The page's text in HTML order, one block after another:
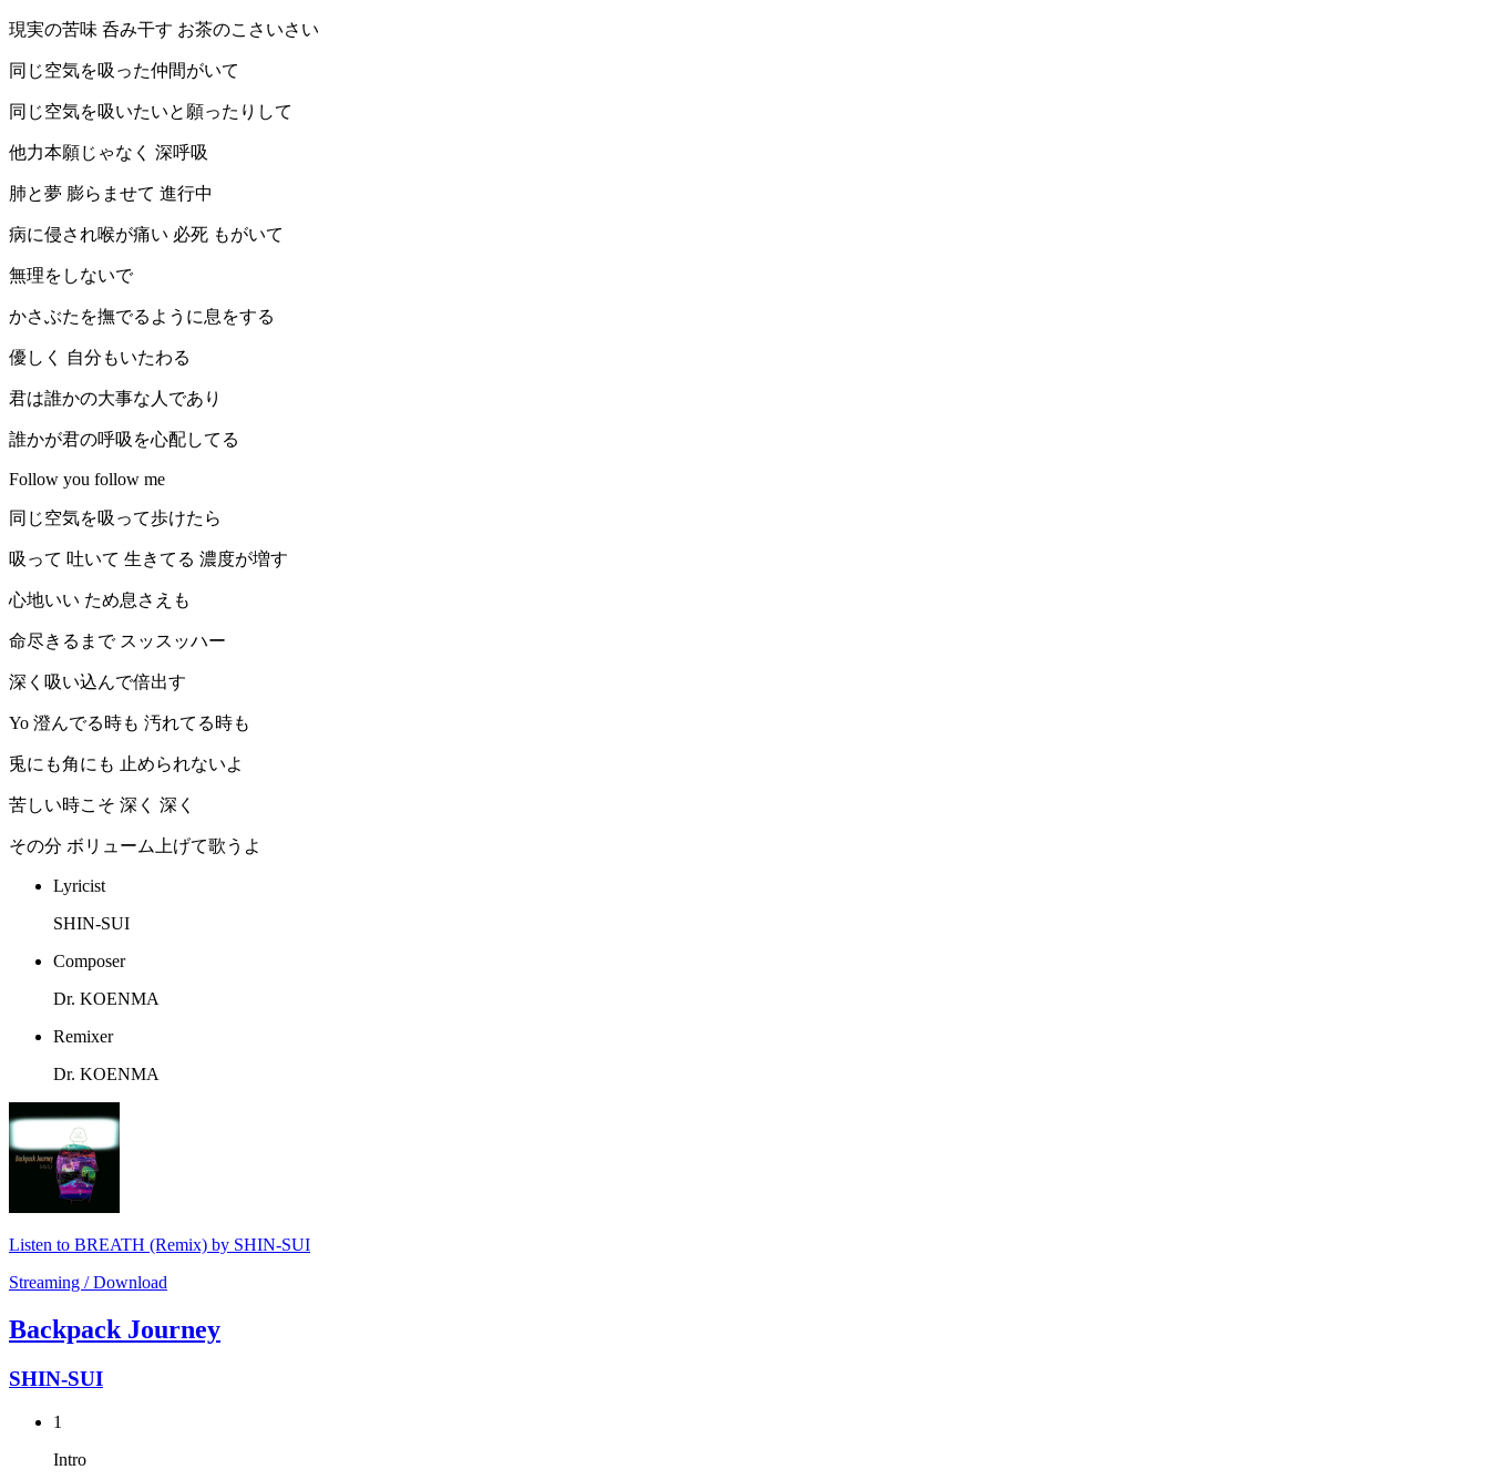
現実の苦味 呑み干す お茶のこさいさい
同じ空気を吸った仲間がいて
同じ空気を吸いたいと願ったりして
他力本願じゃなく 深呼吸
肺と夢 膨らませて 進行中
病に侵され喉が痛い 必死 もがいて
無理をしないで
かさぶたを撫でるように息をする
優しく 自分もいたわる
君は誰かの大事な人であり
誰かが君の呼吸を心配してる
Follow you follow me
同じ空気を吸って歩けたら
吸って 吐いて 生きてる 濃度が増す
心地いい ため息さえも
命尽きるまで スッスッハー
深く吸い込んで倍出す
Yo 澄んでる時も 汚れてる時も
兎にも角にも 止められないよ
苦しい時こそ 深く 深く
その分 ボリューム上げて歌うよ
Lyricist
SHIN-SUI
Composer
Dr. KOENMA
Remixer
Dr. KOENMA
Listen to BREATH (Remix) by SHIN-SUI
Streaming / Download
Backpack Journey
SHIN-SUI
1
Intro